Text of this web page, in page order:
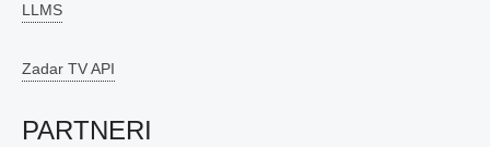
LLMS
Zadar TV API
PARTNERI